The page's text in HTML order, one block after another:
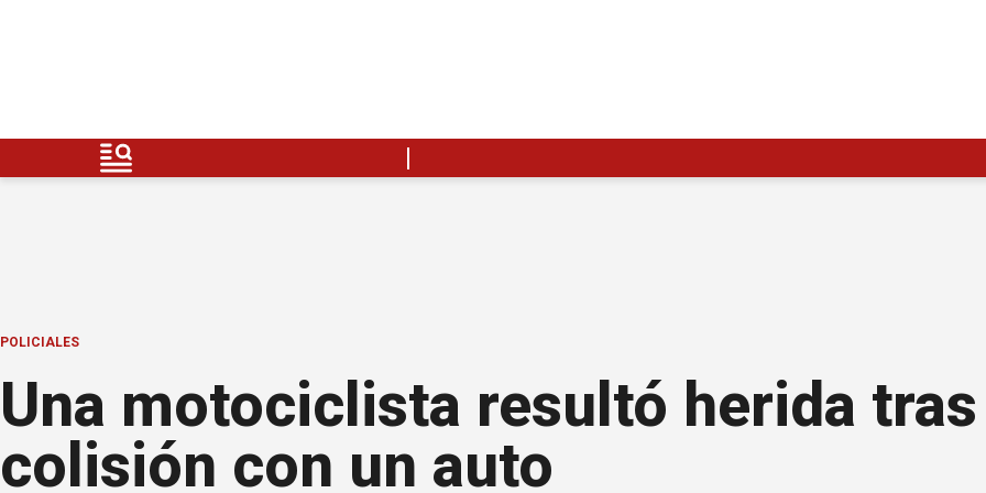
POLICIALES
Una motociclista resultó herida
colisión con un auto